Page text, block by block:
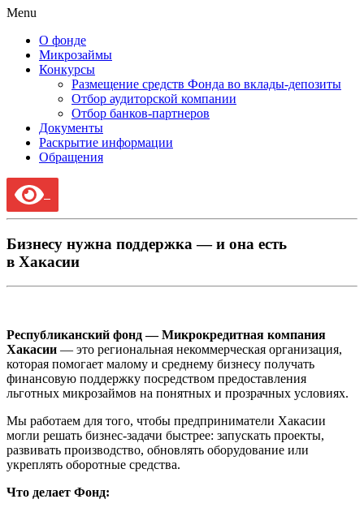
Menu
О фонде
Микрозаймы
Конкурсы
Размещение средств Фонда во вклады-депозиты
Отбор аудиторской компании
Отбор банков-партнеров
Документы
Раскрытие информации
Обращения
Бизнесу нужна поддержка — и она есть
в Хакасии
Республиканский фонд — Микрокредитная компания
Хакасии — это региональная некоммерческая организация,
которая помогает малому и среднему бизнесу получать
финансовую поддержку посредством предоставления
льготных микрозаймов на понятных и прозрачных условиях.
Мы работаем для того, чтобы предприниматели Хакасии
могли решать бизнес-задачи быстрее: запускать проекты,
развивать производство, обновлять оборудование или
укреплять оборотные средства.
Что делает Фонд: